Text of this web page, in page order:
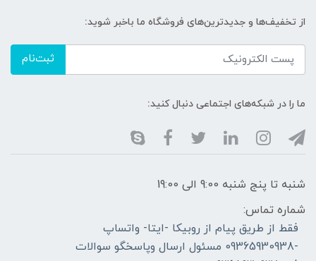
از تخفیف‌ها و جدیدترین‌های فروشگاه ما باخبر شوید:
ثبت‌نام
ما را در شبکه‌های اجتماعی دنبال کنید:
شنبه تا پنج شنبه 9:00 الی 19:00
شماره تماس:
فقط از طریق پیام از روبیکا -ایتا- واتساپ
-09365930938 مسئول ارسال وپاسخگو سوالات